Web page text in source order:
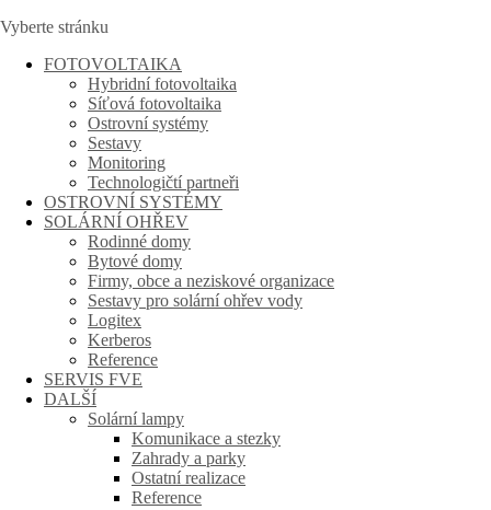
Vyberte stránku
FOTOVOLTAIKA
Hybridní fotovoltaika
Síťová fotovoltaika
Ostrovní systémy
Sestavy
Monitoring
Technologičtí partneři
OSTROVNÍ SYSTÉMY
SOLÁRNÍ OHŘEV
Rodinné domy
Bytové domy
Firmy, obce a neziskové organizace
Sestavy pro solární ohřev vody
Logitex
Kerberos
Reference
SERVIS FVE
DALŠÍ
Solární lampy
Komunikace a stezky
Zahrady a parky
Ostatní realizace
Reference